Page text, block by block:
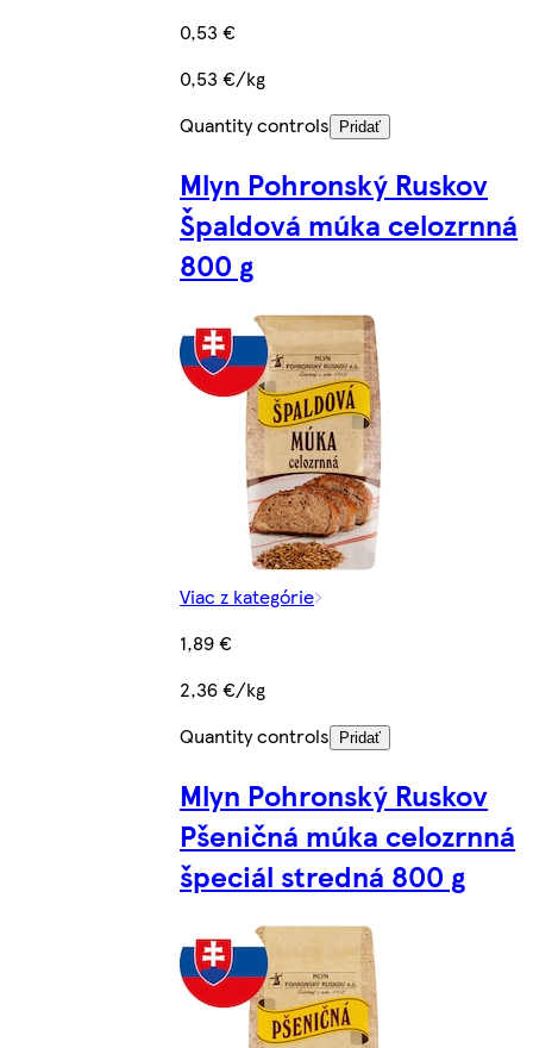
0,53 €
0,53 €/kg
Quantity controls
Pridať
Mlyn Pohronský Ruskov
Špaldová múka celozrnná
800 g
Viac z kategórie
1,89 €
2,36 €/kg
Quantity controls Pridať
Mlyn Pohronský Ruskov
Pšeničná múka celozrnná
špeciál stredná 800 g